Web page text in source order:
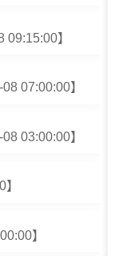
】
07:00:00】
03:00:00】
】